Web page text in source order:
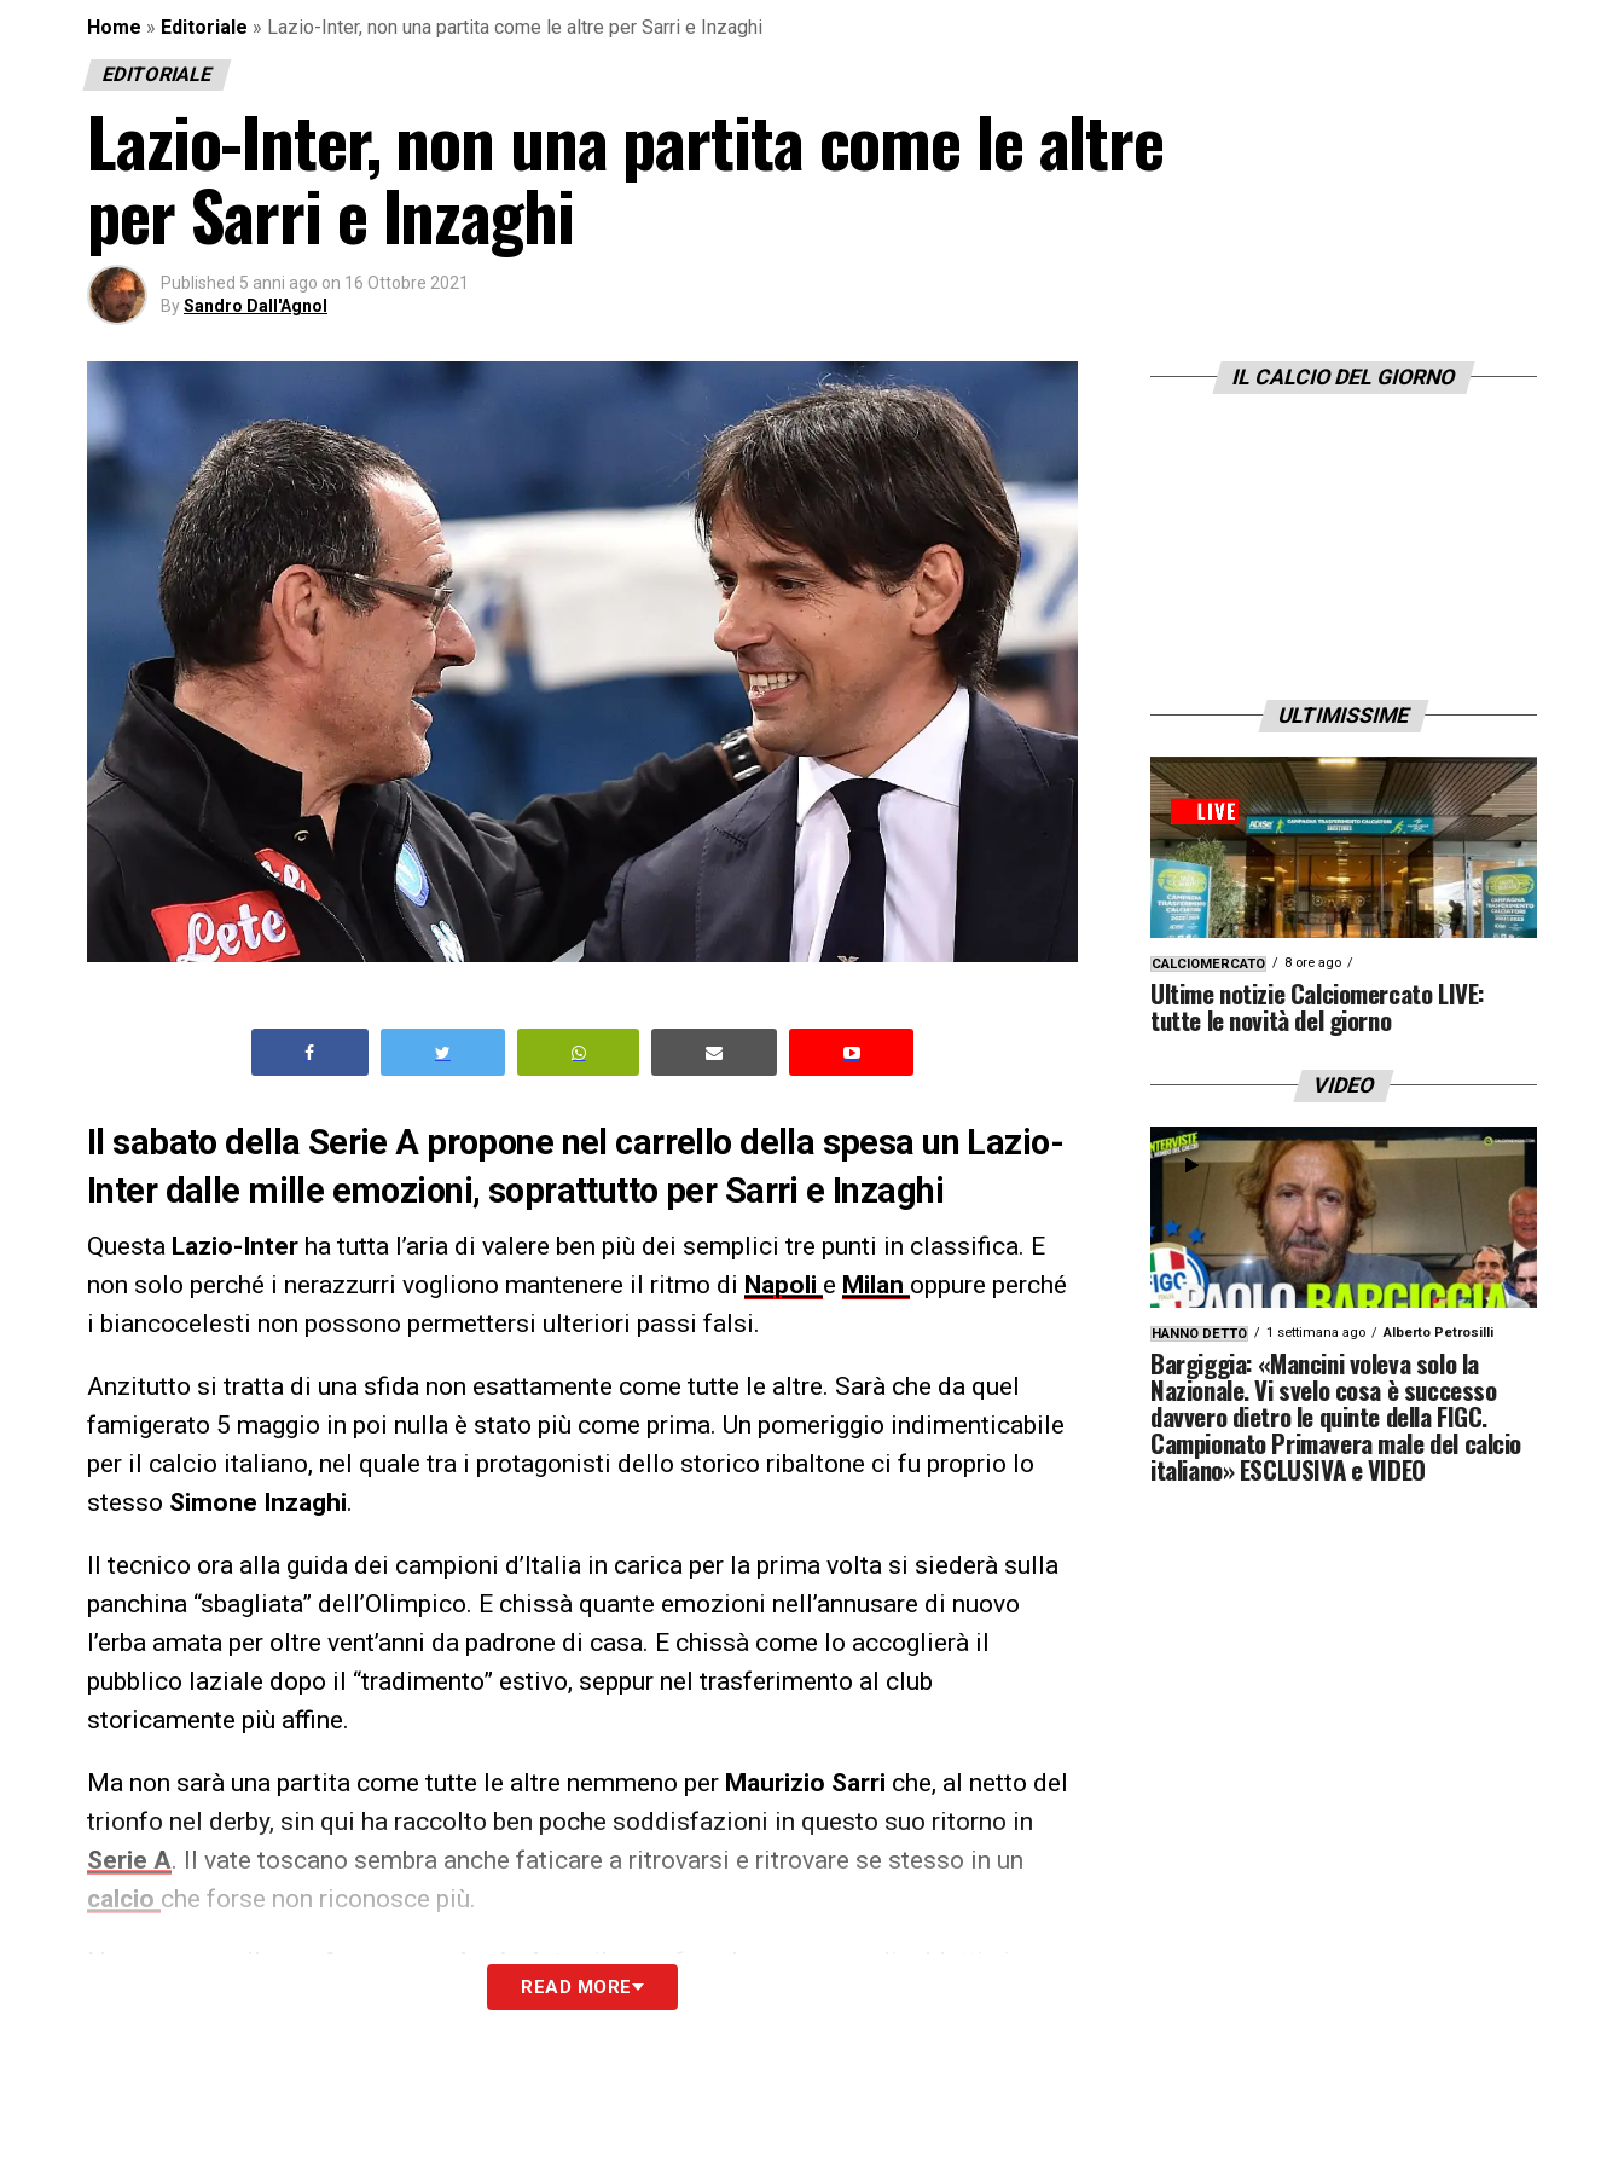
Home » Editoriale » Lazio-Inter, non una partita come le altre per Sarri e Inzaghi
EDITORIALE
Lazio-Inter, non una partita come le altre
per Sarri e Inzaghi
Published 5 anni ago on 16 Ottobre 2021
BySandro Dall'Agnol
Il sabato della Serie A propone nel carrello della spesa un Lazio-
Inter dalle mille emozioni, soprattutto per Sarri e Inzaghi
Questa Lazio-Inter ha tutta l’aria di valere ben più dei semplici tre punti in classifica. E
non solo perché i nerazzurri vogliono mantenere il ritmo di Napoli e Milan oppure perché
i biancocelesti non possono permettersi ulteriori passi falsi.
Anzitutto si tratta di una sfida non esattamente come tutte le altre. Sarà che da quel
famigerato 5 maggio in poi nulla è stato più come prima. Un pomeriggio indimenticabile
per il calcio italiano, nel quale tra i protagonisti dello storico ribaltone ci fu proprio lo
stesso Simone Inzaghi.
Il tecnico ora alla guida dei campioni d’Italia in carica per la prima volta si siederà sulla
panchina “sbagliata” dell’Olimpico. E chissà quante emozioni nell’annusare di nuovo
l’erba amata per oltre vent’anni da padrone di casa. E chissà come lo accoglierà il
pubblico laziale dopo il “tradimento” estivo, seppur nel trasferimento al club
storicamente più affine.
Ma non sarà una partita come tutte le altre nemmeno per Maurizio Sarri che, al netto del
trionfo nel derby, sin qui ha raccolto ben poche soddisfazioni in questo suo ritorno in
Serie A. Il vate toscano sembra anche faticare a ritrovarsi e ritrovare se stesso in un
calcio che forse non riconosce più.
Lazio-Interil suo sfogo ha sorpreso gli addetti ai
«Difficile valutare la squadra quando ti alleni in dodici o tredici e gli altri sono con
READ MORE
IL CALCIO DEL GIORNO
ULTIMISSIME
CALCIOMERCATO 8 ore ago
Ultime notizie Calciomercato LIVE:
tutte le novità del giorno
VIDEO
HANNO DETTO 1 settimana ago Alberto Petrosilli
Bargiggia: «Mancini voleva solo la
Nazionale. Vi svelo cosa è successo
davvero dietro le quinte della FIGC.
Campionato Primavera male del calcio
italiano» ESCLUSIVA e VIDEO